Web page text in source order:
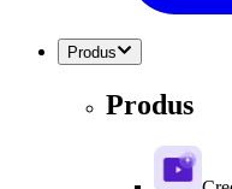
Produs
Produs